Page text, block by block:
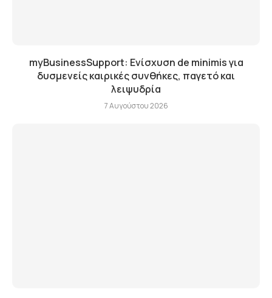
myBusinessSupport: Ενίσχυση de minimis για
δυσμενείς καιρικές συνθήκες, παγετό και
λειψυδρία
7 Αυγούστου 2026